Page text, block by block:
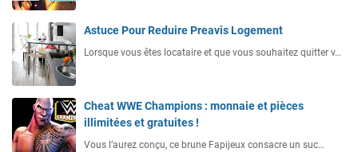
Astuce Pour Reduire Preavis Logement
Lorsque vous êtes locataire et que vous souhaitez quitter v…
Cheat WWE Champions : monnaie et pièces
illimitées et gratuites !
Vous l’aurez conçu, ce brune Fapijeux consacre un suc…